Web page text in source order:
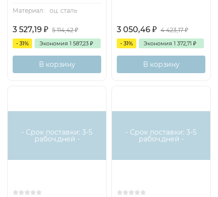
Материал:
оц. сталь
3 527,19 ₽ 5 114,42₽
- 31% Экономия 1 587,23 ₽
В корзину
3 050,46 ₽ 4 423,17₽
- 31% Экономия 1 372,71 ₽
В корзину
- Срок поставки: 3-5
рабоч.дней -
- Срок поставки: 3-5
рабоч.дней -